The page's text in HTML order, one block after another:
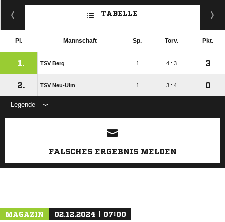
TABELLE
Pl. Mannschaft Sp. Torv. Pkt.
1. TSV Berg 1 4 : 3 3
2. TSV Neu-Ulm 1 3 : 4 0
Legende
ANZEIGE
FALSCHES ERGEBNIS MELDEN
MAGAZIN 02.12.2024 | 07:00